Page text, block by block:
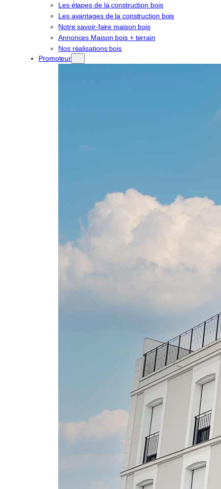
Les étapes de la construction bois
Les avantages de la construction bois
Notre savoir-faire maison bois
Annonces Maison bois + terrain
Nos réalisations bois
Promoteur